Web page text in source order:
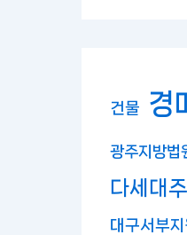
건물 경
광주지방법
다세대
대구서부지